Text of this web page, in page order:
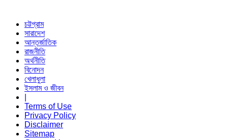
চট্টগ্রাম
সারাদেশ
আন্তর্জাতিক
রাজনীতি
অর্থনীতি
বিনোদন
খেলাধুলা
ইসলাম ও জীবন
Terms of Use
Privacy Policy
Disclaimer
Sitemap